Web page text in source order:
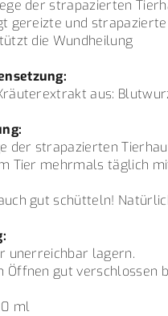
der strapazierten
gereizte und
die Wundheilung
aus:
der strapazierten
Tier mehrmals täglich
gut schütteln!
unerreichbar lagern.
Öffnen gut verschlossen
ml